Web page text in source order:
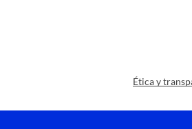
Ética y